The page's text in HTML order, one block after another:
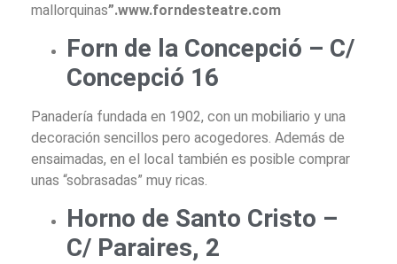
mallorquinas”.www.forndesteatre.com
Forn de la Concepció – C/
Concepció 16
Panadería fundada en 1902, con un mobiliario y una
decoración sencillos pero acogedores. Además de
ensaimadas, en el local también es posible comprar
unas “sobrasadas” muy ricas.
Horno de Santo Cristo –
C/ Paraires, 2